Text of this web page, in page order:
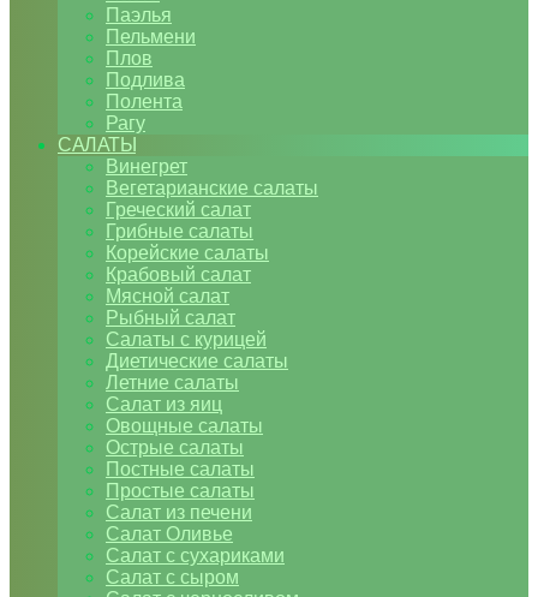
Паэлья
Пельмени
Плов
Подлива
Полента
Рагу
САЛАТЫ
Винегрет
Вегетарианские салаты
Греческий салат
Грибные салаты
Корейские салаты
Крабовый салат
Мясной салат
Рыбный салат
Салаты с курицей
Диетические салаты
Летние салаты
Салат из яиц
Овощные салаты
Острые салаты
Постные салаты
Простые салаты
Салат из печени
Салат Оливье
Салат с сухариками
Салат с сыром